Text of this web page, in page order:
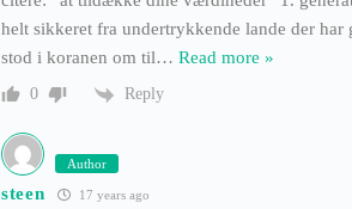
helt sikkeret fra undertrykkende lande der har
stod i koranen om til… Read more »
0 Reply
Author
steen 17 years ago